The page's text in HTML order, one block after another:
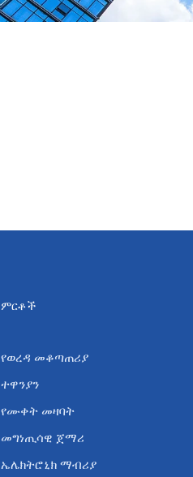
ምርቶች
የወረዳ መቆጣጠሪያ
ተዋንያን
የሙቀት መዛባት
መግነጢሳዊ ጀማሪ
ኤሌክትሮኒክ ማብሪያ